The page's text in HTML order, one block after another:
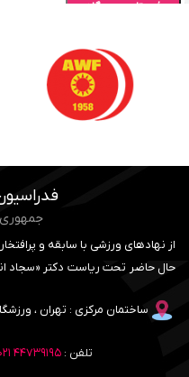
جمهوری
از نهادهای ورزشی با سابقه و
حال حاضر تحت ریاست دکتر «سجاد
ساختمان مرکزی : تهران ،
تلفن :۴۴۷۳۹۱۹۵ ۰۲۱